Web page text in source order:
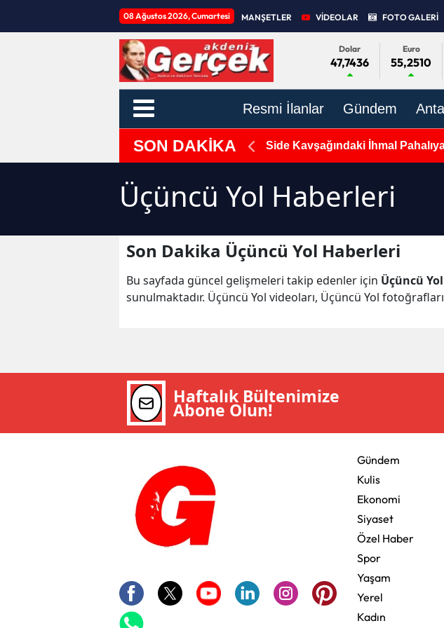
08 Ağustos 2026, Cumartesi MANŞETLER VİDEOLAR FOTO GALERİ
Dolar
47,7436
Euro
55,2510
Resmi İlanlar Gündem
SON DAKİKA
Suç Oranı Artıyor" Side Kavşağındaki İhmal
Üçüncü Yol Haberleri
Son Dakika Üçüncü Yol Haberleri
Bu sayfada güncel gelişmeleri takip edenler için Üçüncü Yol
sunulmaktadır. Üçüncü Yol videoları, Üçüncü Yol
Haftalık Bültenimize
Abone Olun!
Gündem
Kulis
Ekonomi
Siyaset
Özel Haber
Spor
Yaşam
Yerel
Kadın